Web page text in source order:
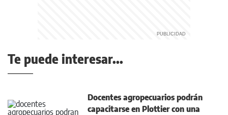
Te puede interesar...
Docentes agropecuarios podrán
capacitarse en Plottier con una